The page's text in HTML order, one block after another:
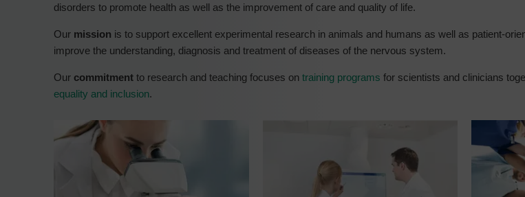
disorders to promote health as well as the improvement of care and quality of life.
Our mission is to support excellent experimental research in animals and humans as well as patient-
improve the understanding, diagnosis and treatment of diseases of the nervous system.
Our commitment to research and teaching focuses on training programs for scientists and clinicians
equality and inclusion.